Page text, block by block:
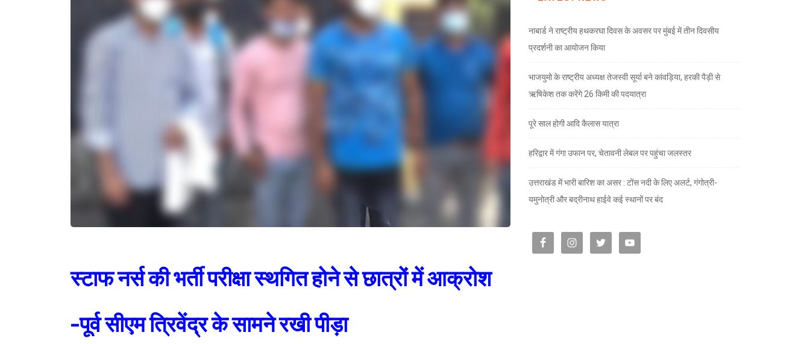
स्टाफ नर्स की भर्ती परीक्षा स्थगित होने से छात्रों में आक्रोश
-पूर्व सीएम त्रिवेंद्र के सामने रखी पीड़ा
नाबार्ड ने राष्ट्रीय हथकरघा दिवस के अवसर पर मुंबई में तीन दिवसीय
प्रदर्शनी का आयोजन किया
भाजयुमो के राष्ट्रीय अध्यक्ष तेजस्वी सूर्या बने कांवड़िया, हरकी पैड़ी से
ऋषिकेश तक करेंगे 26 किमी की पदयात्रा
पूरे साल होगी आदि कैलास यात्रा
हरिद्वार में गंगा उफान पर, चेतावनी लेबल पर पहुंचा जलस्तर
उत्तराखंड में भारी बारिश का असर : टोंस नदी के लिए अलर्ट, गंगोत्री-
यमुनोत्री और बद्रीनाथ हाईवे कई स्थानों पर बंद